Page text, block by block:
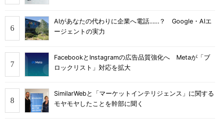
AIがあなたの代わりに企業へ電話……？ Google・AIエ
ージェントの実力
FacebookとInstagramの広告品質強化へ Metaが「ブ
ロックリスト」対応を拡大
SimilarWebと「マーケットインテリジェンス」に関する
モヤモヤしたことを幹部に聞く